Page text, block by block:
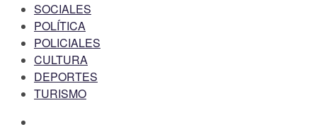
SOCIALES
POLÍTICA
POLICIALES
CULTURA
DEPORTES
TURISMO